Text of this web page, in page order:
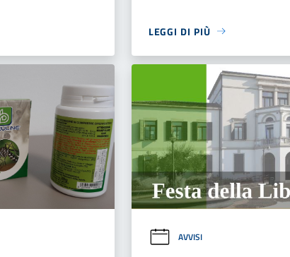
LEGGI DI PIÙ
AVVISI